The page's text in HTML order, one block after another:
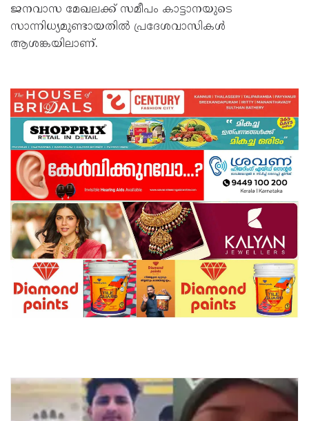
ജനവാസ മേഖലക്ക് സമീപം കാട്ടാനയുടെ
സാന്നിധ്യമുണ്ടായതില്‍ പ്രദേശവാസികള്‍
ആശങ്കയിലാണ്.